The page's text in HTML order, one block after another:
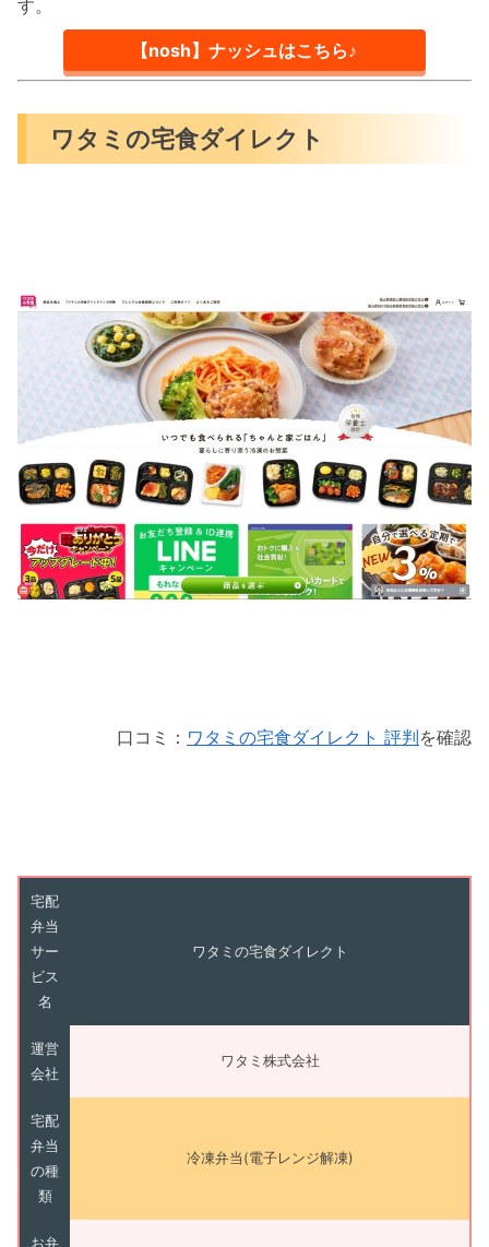
す。
【nosh】ナッシュはこちら♪
ワタミの宅食ダイレクト
口コミ： ワタミの宅食ダイレクト 評判を確認
宅配
弁当
サー
ビス
名
ワタミの宅食ダイレクト
運営
会社
ワタミ株式会社
宅配
弁当
の種
類
冷凍弁当(電子レンジ解凍)
お弁